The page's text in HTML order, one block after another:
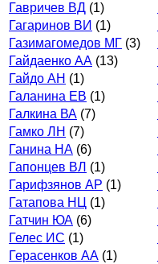
Гавричев ВД (1)
Гагаринов ВИ (1)
Газимагомедов МГ (3)
Гайдаенко АА (13)
Гайдо АН (1)
Галанина ЕВ (1)
Галкина ВА (7)
Гамко ЛН (7)
Ганина НА (6)
Гапонцев ВЛ (1)
Гарифзянов АР (1)
Гатапова НЦ (1)
Гатчин ЮА (6)
Гелес ИС (1)
Герасенков АА (1)